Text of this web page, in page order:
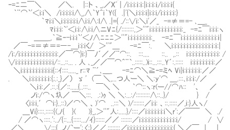
ｰ=ﾆ二￣＼ ／＼. |::ト 、_,／Xﾞ | /i:i:i:ｉ:ｉ:|i:i:ｉ:ｉ/i:i:i:ｉ{
｀¨⌒`'＜i:i＼ /i:i:i:i:i∧_,∧｀Y＾i｀Y({ .|'{＼i:i:i:ｉ|i:i:i/i:i:i:i:i:}
｀ﾏi:i＼i:i:i:i:i:i∧i:i∧:l∧ .|={ ./::∨i:＼i'／_ -=≠＝=- ､＿_ ､__人_
ﾏi:i:i:`'＜i:i:∧i:i∧ニVﾆ{/::::::::,＞''"i:i:i:i:i:i:i:i:i:i:i:_ -=ﾆ￣i:i:i:ヽ ）
＿＿_,｀≧ｰ-i:i:i`'＜ﾉ∧ﾆﾆﾆ＞''"i:i:i:i:i:i:i:i:_ -=ﾆ￣
／￣-=＝≠＝=―-＿i:i:iく/ ＞''"＿ -=ﾆ￣:. ＼i:i:i:i:i:i:i:i:i:i:i:i:i:ｉ:ｉ:|
/i:/i:i:i:i:i:i:i:i:i:i:i:i:i:／￣⌒}i:}￣ﾉ´／／¨⌒::. :::.... ::.. ,.::Ⅵi:i:i:i:i:i:i:i:i:i:i: /
∨i:i:i:i:i:i:i:i:i:i:i:i:i/::...::... . 人 ､_／／￣⌒＾¨`..:::::..)i::...:::..Y´:.:::::Ⅷi:i:i:i:i:i:i:i:／
＼i:i:i:i:i:i:i:i:i:i:i{::ｲ::::....._ r::ﾏ ¨´､＿_ -=ﾆ⌒＼≧ｰ=ミﾍ Vi}i:i:i:i:i:ｉ:／／
. ＼i:i:i:i:i:i:ｉ:{;.:_}／） ゞ ' (￣ ＼,...つ人ー＼ ＼:y'⌒ ＿.:::､i:i:ｉ:/／
＼i:i:／.::.:{／::.....{..:::.. ￣＼ ＼ ｀⌒::ヽ:r(ー//⌒ﾊ::Ⅵ'、 ／
ノi:/⌒ヽ圦／ ￣＼:::. .:)ｩ ＼ ＼:...:/:::::::::∧::..}/ Ⅵ} /
〈i:i:i,′⌒i:}..::)／⌒＼ 、)'⌒ ..:::＼ )/:::::::／i:i: 、::.:::::／,i:}人ヽ/
＿Vi}::::.:::::{(,ﾉ{ }( )}_,＞''"人:.....}/::::／i:i:i:i:i:i:i＼r':／￣￣ ＼ ./
/ ／⌒ヽ::::.':../{::...{:::::.../ｲ}::::::／／ :::::::／i:i:i:i:i:i:i:i:i:i:i:i:i/ / ∨
_／＼ ∨:::{_,ノ/`ー':.〈:}／／.::::::::／i:i:i:i:i:i:i:i:i:i:i:i:i:i:i:{ ＼／￣ | |